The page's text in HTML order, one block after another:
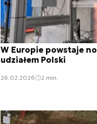
W Europie powstaje
udziałem Polski
26.02.2026 2 min.